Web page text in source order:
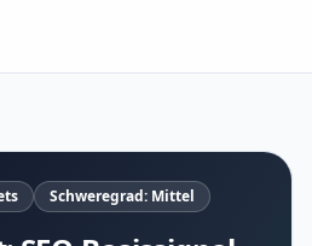
Schweregrad: Mittel